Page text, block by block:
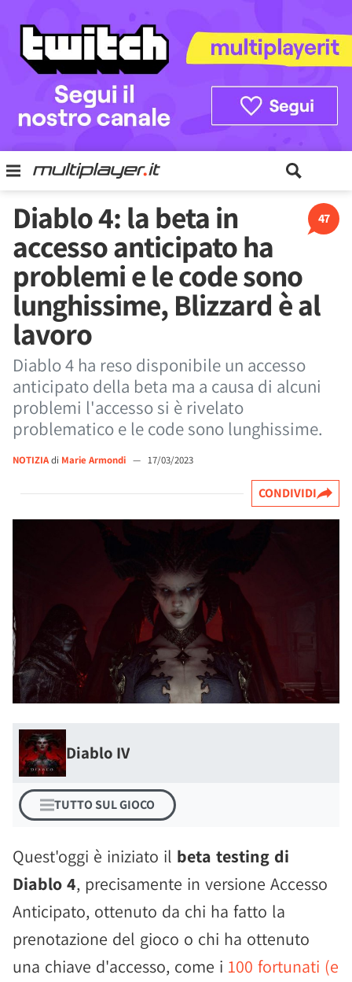
47
Diablo 4: la beta in
accesso anticipato ha
problemi e le code sono
lunghissime, Blizzard è al
lavoro
Diablo 4 ha reso disponibile un accesso
anticipato della beta ma a causa di alcuni
problemi l'accesso si è rivelato
problematico e le code sono lunghissime.
NOTIZIAdi Marie Armondi — 17/03/2023
CONDIVIDI
Diablo IV
TUTTO SUL GIOCO
Quest'oggi è iniziato il beta testing di
Diablo 4, precisamente in versione Accesso
Anticipato, ottenuto da chi ha fatto la
prenotazione del gioco o chi ha ottenuto
una chiave d'accesso, come i 100 fortunati (e